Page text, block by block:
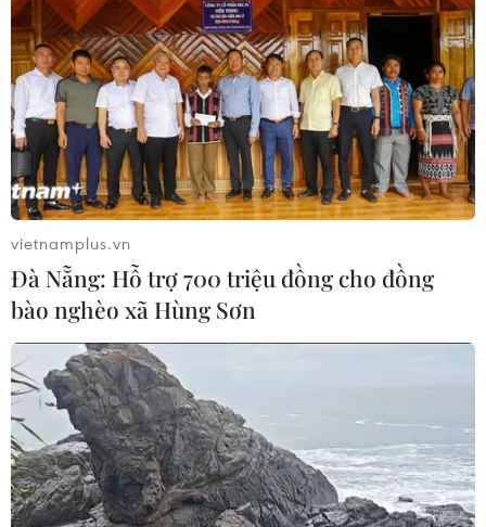
thương tích giai đoạn 2026-2030
04/08/2026 07:41
Hệ thống y tế đa cực, đưa y tế đến
gần dân
04/08/2026 04:55
Bộ Y tế đề xuất 8 nhóm chính sách
trong sửa đổi Luật hiến, ghép mô,
tạng
03/08/2026 14:44
Quảng Ninh chấm dứt cơ sở giết mổ
động vật không đủ điều kiện trước
31/10
vietnamplus.vn
Đà Nẵng: Hỗ trợ 700 triệu đồng cho đồng
bào nghèo xã Hùng Sơn